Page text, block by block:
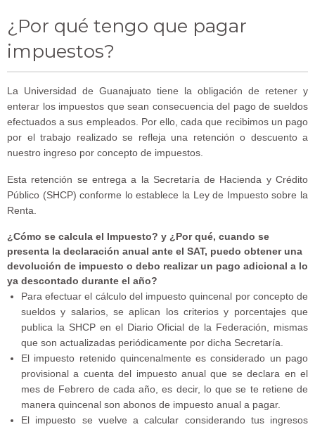
¿Por qué tengo que pagar
impuestos?
La Universidad de Guanajuato tiene la obligación de retener y
enterar los impuestos que sean consecuencia del pago de sueldos
efectuados a sus empleados. Por ello, cada que recibimos un pago
por el trabajo realizado se refleja una retención o descuento a
nuestro ingreso por concepto de impuestos.
Esta retención se entrega a la Secretaría de Hacienda y Crédito
Público (SHCP) conforme lo establece la Ley de Impuesto sobre la
Renta.
¿Cómo se calcula el Impuesto? y ¿Por qué, cuando se
presenta la declaración anual ante el SAT, puedo obtener una
devolución de impuesto o debo realizar un pago adicional a lo
ya descontado durante el año?
Para efectuar el cálculo del impuesto quincenal por concepto de
sueldos y salarios, se aplican los criterios y porcentajes que
publica la SHCP en el Diario Oficial de la Federación, mismas
que son actualizadas periódicamente por dicha Secretaría.
El impuesto retenido quincenalmente es considerado un pago
provisional a cuenta del impuesto anual que se declara en el
mes de Febrero de cada año, es decir, lo que se te retiene de
manera quincenal son abonos de impuesto anual a pagar.
El impuesto se vuelve a calcular considerando tus ingresos